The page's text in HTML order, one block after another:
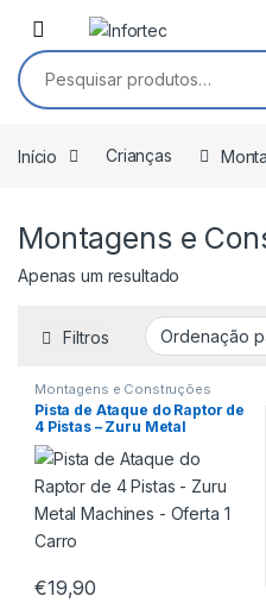
Saltar para navegação
Pular para o conteúdo
Pesquisar por:
Início Crianças
Montagens e
Apenas um resultado
Filtros
Montagens e Construções
Pista de Ataque do Raptor de
4 Pistas – Zuru Metal
Machines – Oferta 1 Carro
€19,90